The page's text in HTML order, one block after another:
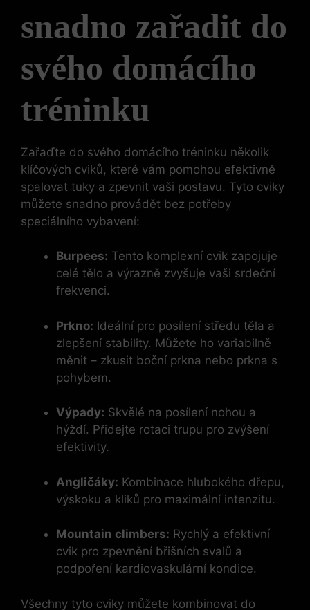
snadno zařadit do
svého domácího
tréninku
Zařaďte do svého domácího tréninku několik
klíčových cviků, které vám pomohou efektivně
spalovat tuky a zpevnit vaši postavu. Tyto cviky
můžete snadno provádět bez potřeby
speciálního vybavení:
Burpees: Tento komplexní cvik zapojuje
celé tělo a výrazně zvyšuje vaši srdeční
frekvenci.
Prkno: Ideální pro posílení středu těla a
zlepšení stability. Můžete ho variabilně
měnit – zkusit boční prkna nebo prkna s
pohybem.
Výpady: Skvělé na posílení nohou a
hýždí. Přidejte rotaci trupu pro zvýšení
efektivity.
Angličáky: Kombinace hlubokého dřepu,
výskoku a kliků pro maximální intenzitu.
Mountain climbers: Rychlý a efektivní
cvik pro zpevnění břišních svalů a
podpoření kardiovaskulární kondice.
Všechny tyto cviky můžete kombinovat do